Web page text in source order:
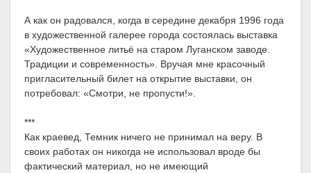
А как он радовался, когда в середине декабря 1996 года
в художественной галерее города состоялась выставка
«Художественное литьё на старом Луганском заводе.
Традиции и современность». Вручая мне красочный
пригласительный билет на открытие выставки, он
потребовал: «Смотри, не пропусти!».
***
Как краевед, Темник ничего не принимал на веру. В
своих работах он никогда не использовал вроде бы
фактический материал, но не имеющий